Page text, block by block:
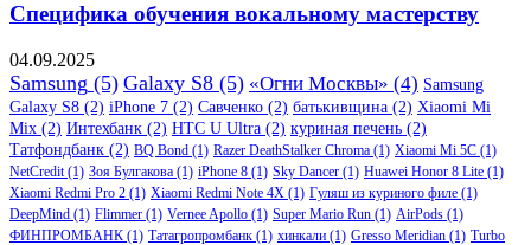
Специфика обучения вокальному мастерству
04.09.2025
Samsung (5) Galaxy S8 (5) «Огни Москвы» (4) Samsung
Galaxy S8 (2) iPhone 7 (2) Савченко (2) батькивщина (2) Xiaomi Mi
Mix (2) Интехбанк (2) HTC U Ultra (2) куриная печень (2)
Татфондбанк (2) BQ Bond (1) Razer DeathStalker Chroma (1) Xiaomi Mi 5C (1)
NetCredit (1) Зоя Булгакова (1) iPhone 8 (1) Sky Dancer (1) Huawei Honor 8 Lite (1)
Xiaomi Redmi Pro 2 (1) Xiaomi Redmi Note 4X (1) Гуляш из куриного филе (1)
DeepMind (1) Flimmer (1) Vernee Apollo (1) Super Mario Run (1) AirPods (1)
ФИНПРОМБАНК (1) Татагропромбанк (1) хинкали (1) Gresso Meridian (1) Turbo